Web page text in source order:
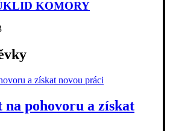
KOMORY
na pohovoru a získat